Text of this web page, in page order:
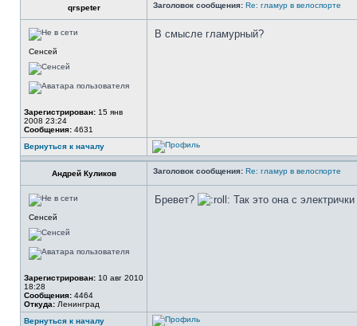
qrspeter Заголовок сообщения: Re: гламур в велоспорте
Сенсей
Зарегистрирован: 15 янв
2008 23:24
Сообщения: 4631
В смысле гламурный?
Вернуться к началу
Андрей Куликов Заголовок сообщения: Re: гламур в велоспорте
Сенсей
Зарегистрирован: 10 авг 2010
18:28
Сообщения: 4464
Откуда: Ленинград
Бревет? Так это она с
Вернуться к началу